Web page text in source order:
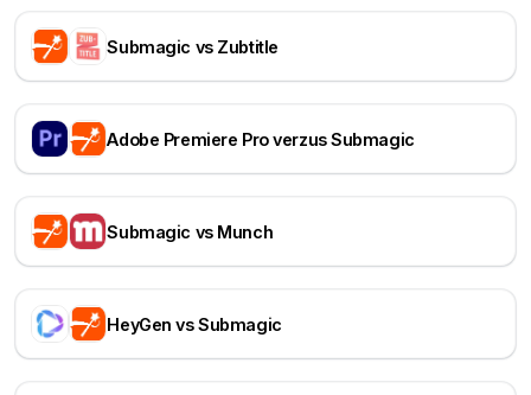
Submagic vs Zubtitle
Adobe Premiere Pro verzus Submagic
Submagic vs Munch
HeyGen vs Submagic